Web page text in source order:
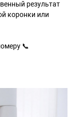
результат
коронки или
📞